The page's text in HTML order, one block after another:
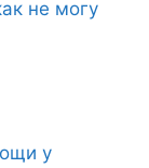
не могу
у